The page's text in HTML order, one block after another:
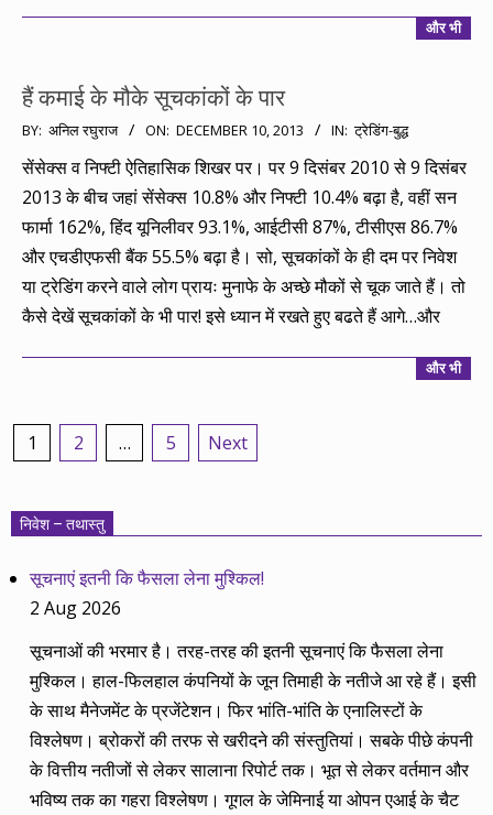
और भी
हैं कमाई के मौके सूचकांकों के पार
2013-
12-
10
BY: अनिल रघुराज ON: DECEMBER 10, 2013 IN: ट्रेडिंग-बुद्ध
सेंसेक्स व निफ्टी ऐतिहासिक शिखर पर। पर 9 दिसंबर 2010 से 9 दिसंबर
2013 के बीच जहां सेंसेक्स 10.8% और निफ्टी 10.4% बढ़ा है, वहीं सन
फार्मा 162%, हिंद यूनिलीवर 93.1%, आईटीसी 87%, टीसीएस 86.7%
और एचडीएफसी बैंक 55.5% बढ़ा है। सो, सूचकांकों के ही दम पर निवेश
या ट्रेडिंग करने वाले लोग प्रायः मुनाफे के अच्छे मौकों से चूक जाते हैं। तो
कैसे देखें सूचकांकों के भी पार! इसे ध्यान में रखते हुए बढते हैं आगे…और
और भी
Posts
1 2 … 5 Next
निवेश – तथास्तु
सूचनाएं इतनी कि फैसला लेना मुश्किल!
2 Aug 2026
सूचनाओं की भरमार है। तरह-तरह की इतनी सूचनाएं कि फैसला लेना
मुश्किल। हाल-फिलहाल कंपनियों के जून तिमाही के नतीजे आ रहे हैं। इसी
के साथ मैनेजमेंट के प्रजेंटेशन। फिर भांति-भांति के एनालिस्टों के
विश्लेषण। ब्रोकरों की तरफ से खरीदने की संस्तुतियां। सबके पीछे कंपनी
के वित्तीय नतीजों से लेकर सालाना रिपोर्ट तक। भूत से लेकर वर्तमान और
भविष्य तक का गहरा विश्लेषण। गूगल के जेमिनाई या ओपन एआई के चैट